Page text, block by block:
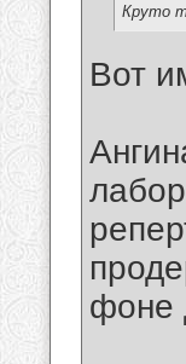
Круто
Вот
фоне